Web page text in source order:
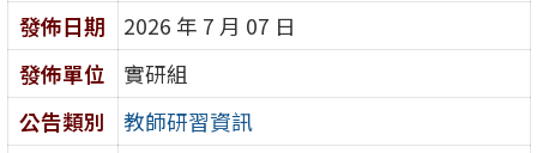
發佈日期
2026 年 7 月 07 日
發佈單位
實研組
公告類別
教師研習資訊